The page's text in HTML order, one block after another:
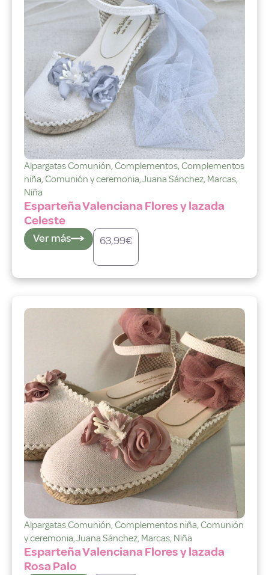
Alpargatas Comunión,Complementos,Complementos
niña,Comunión y ceremonia,Juana Sánchez, Marcas,
Niña
Esparteña Valenciana Flores y lazada
Celeste
Ver más 63,99€
Alpargatas Comunión,Complementos niña,Comunión
y ceremonia,Juana Sánchez, Marcas, Niña
Esparteña Valenciana Flores y lazada
Rosa Palo